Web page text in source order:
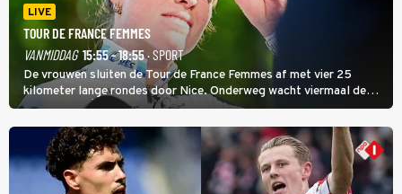
LIVE
TOUR DE FRANCE FEMMES
VANMIDDAG 15:55 - 18:55· SPORT
De vrouwen sluiten de Tour de France Femmes af met vier 25
kilometer lange rondes door Nice. Onderweg wacht viermaal de
zware Col d'Èze. Aan de finish op de Promenade des Anglais krijgt
de eindwinnaar de laatste gele trui.